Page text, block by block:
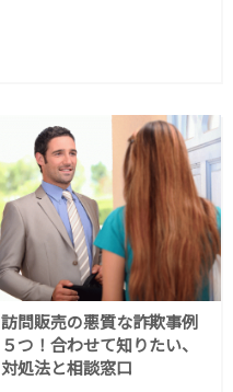
訪問販売の悪質な詐欺事例
５つ！合わせて知りたい、
対処法と相談窓口